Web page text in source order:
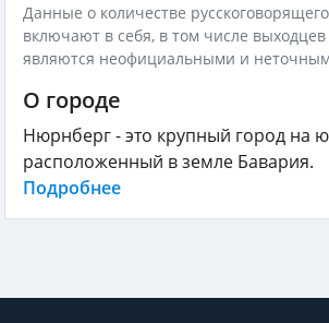
Данные о количестве
включают в себя, в том числе
являются неофициальными и
О городе
Нюрнберг - это крупный город на
расположенный в земле Бавария.
Подробнее